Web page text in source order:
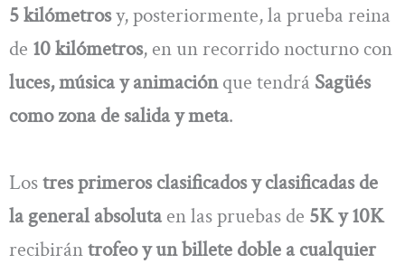
5 kilómetrosy, posteriormente, la prueba reina
de 10 kilómetros, en un recorrido nocturno con
luces, música y animaciónque tendrá Sagüés
como zona de salida y meta.
Lostres primeros clasificados y clasificadas de
la general absolutaen las pruebas de 5K y 10K
recibirántrofeo y un billete doble a cualquier